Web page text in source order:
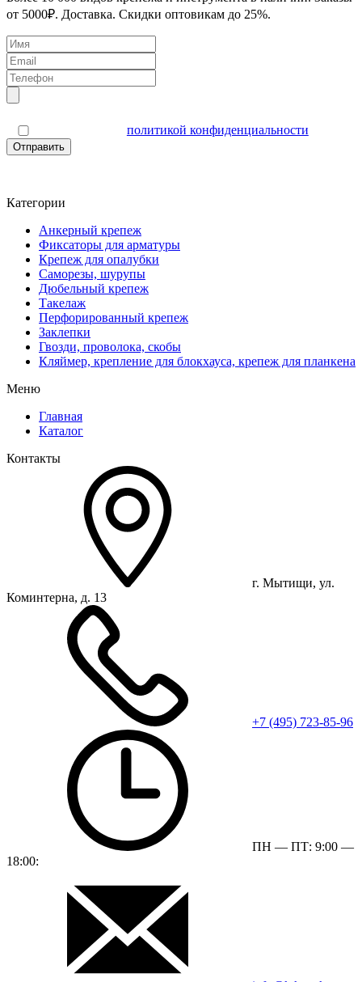
от 5000₽. Доставка. Скидки оптовикам до 25%.
политикой конфиденциальности
Отправить
Категории
Анкерный крепеж
Фиксаторы для арматуры
Крепеж для опалубки
Саморезы, шурупы
Дюбельный крепеж
Такелаж
Перфорированный крепеж
Заклепки
Гвозди, проволока, скобы
Кляймер, крепление для блокхауса, крепеж для планкена
Меню
Главная
Каталог
Контакты
г. Мытищи, ул.
Коминтерна, д. 13
+7 (495) 723-85-96
ПН — ПТ: 9:00 —
18:00: